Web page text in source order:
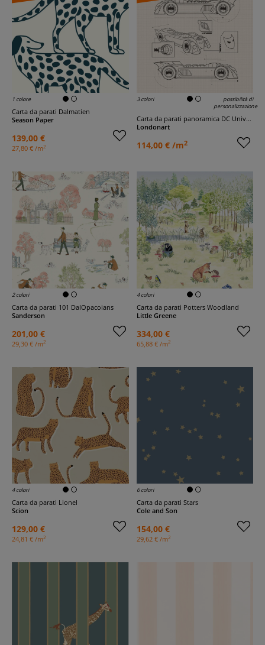
1 colore
Carta da parati Dalmatien
Season Paper
139,00 €
27,80 € /m2
3 colori
possibilità di
personalizzazione
Carta da parati panoramica DC Universe 508
Londonart
114,00 € /m2
2 colori
Carta da parati 101 DalOpacoians
Sanderson
201,00 €
29,30 € /m2
4 colori
Carta da parati Potters Woodland
Little Greene
334,00 €
65,88 € /m2
4 colori
Carta da parati Lionel
Scion
129,00 €
24,81 € /m2
6 colori
Carta da parati Stars
Cole and Son
154,00 €
29,62 € /m2